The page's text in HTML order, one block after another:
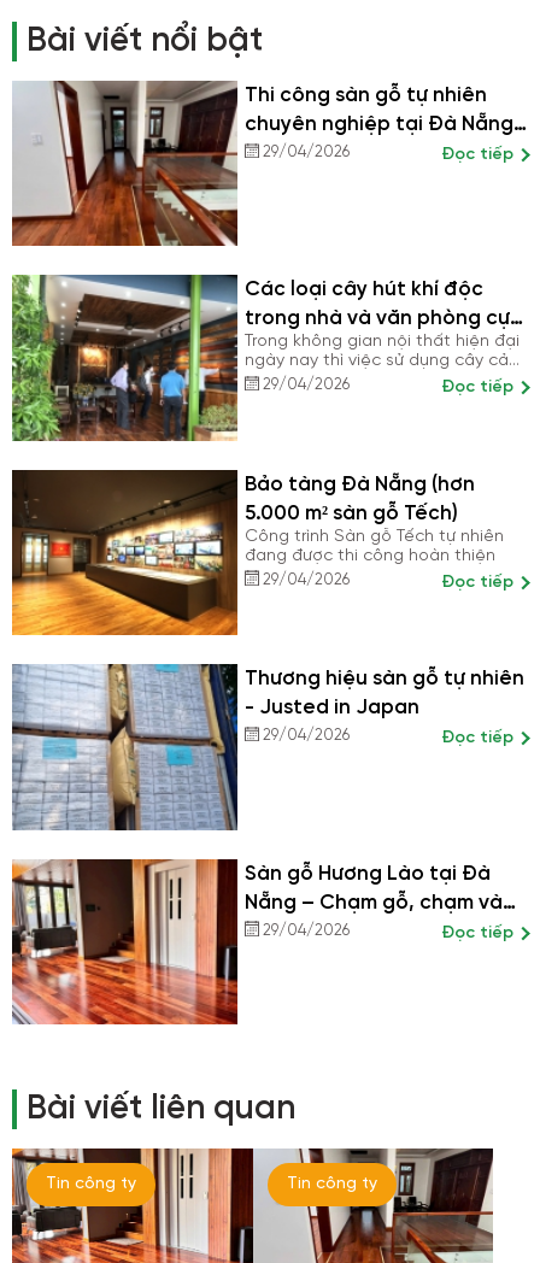
Bài viết nổi bật
Thi công sàn gỗ tự nhiên
chuyên nghiệp tại Đà Nẵng
– Bền vững từ nền móng
29/04/2026 Đọc tiếp
Các loại cây hút khí độc
trong nhà và văn phòng cực
tốt
Trong không gian nội thất hiện đại
ngày nay thì việc sử dụng cây cảnh
trong không gian đã rất được mọi
người ưa chuộng. Bởi nó không chỉ
đẹp hơn, thẩm mỹ hơn mà nó còn
đem lại không khí trong lành, loại
bỏ khí độc bảo vệ sức khỏe cực
tốt cho con người.
29/04/2026 Đọc tiếp
Bảo tàng Đà Nẵng (hơn
5.000 m² sàn gỗ Tếch)
Công trình Sàn gỗ Tếch tự nhiên
đang được thi công hoàn thiện
29/04/2026 Đọc tiếp
Thương hiệu sàn gỗ tự nhiên
- Justed in Japan
29/04/2026 Đọc tiếp
Sàn gỗ Hương Lào tại Đà
Nẵng – Chạm gỗ, chạm vào
đẳng cấp
29/04/2026 Đọc tiếp
Bài viết liên quan
Tin công ty Tin công ty